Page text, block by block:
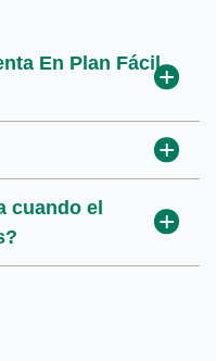
En Plan Fácil
cuando el